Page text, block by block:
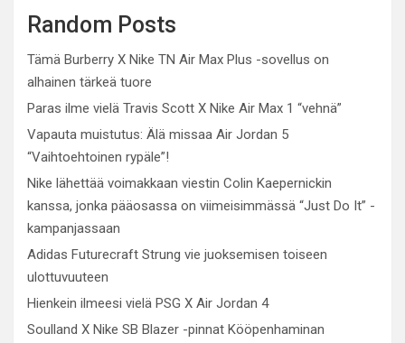
Random Posts
Tämä Burberry X Nike TN Air Max Plus -sovellus on
alhainen tärkeä tuore
Paras ilme vielä Travis Scott X Nike Air Max 1 “vehnä”
Vapauta muistutus: Älä missaa Air Jordan 5
“Vaihtoehtoinen rypäle”!
Nike lähettää voimakkaan viestin Colin Kaepernickin
kanssa, jonka pääosassa on viimeisimmässä “Just Do It” -
kampanjassaan
Adidas Futurecraft Strung vie juoksemisen toiseen
ulottuvuuteen
Hienkein ilmeesi vielä PSG X Air Jordan 4
Soulland X Nike SB Blazer -pinnat Kööpenhaminan